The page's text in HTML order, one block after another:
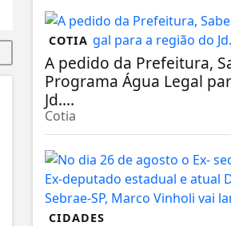
COTIA
A pedido da Prefeitura,
Programa Água Legal
Jd....
Cotia
CIDADES